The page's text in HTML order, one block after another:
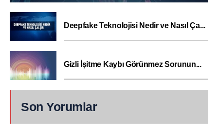
Deepfake Teknolojisi Nedir ve Nasıl Ça...
Gizli İşitme Kaybı Görünmez Sorunun...
Son Yorumlar